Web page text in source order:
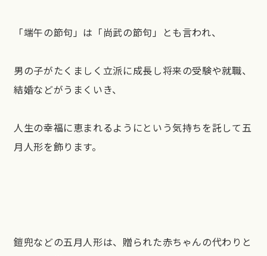
「端午の節句」は「尚武の節句」とも言われ、
男の子がたくましく立派に成長し将来の受験や就職、
結婚などがうまくいき、
人生の幸福に恵まれるようにという気持ちを託して五
月人形を飾ります。
鎧兜などの五月人形は、贈られた赤ちゃんの代わりと